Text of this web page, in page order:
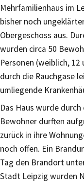
Mehrfamilienhaus im
bisher noch
Obergeschoss aus.
wurden circa 50
Personen (weiblich,
durch die Rauchgase
umliegende
Das Haus wurde
Bewohner durften
zurück in ihre
noch offen. Ein
Tag den Brandort
Stadt Leipzig wurden